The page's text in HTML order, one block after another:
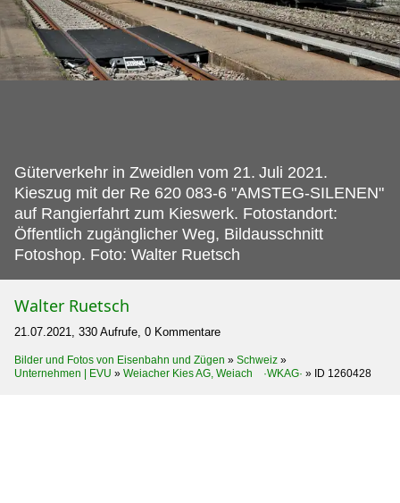
Güterverkehr in Zweidlen vom 21. Juli 2021.
Kieszug mit der Re 620 083-6 "AMSTEG-SILENEN"
auf Rangierfahrt zum Kieswerk. Fotostandort:
Öffentlich zugänglicher Weg, Bildausschnitt
Fotoshop. Foto: Walter Ruetsch
Walter Ruetsch
21.07.2021, 330 Aufrufe, 0 Kommentare
Bilder und Fotos von Eisenbahn und Zügen » Schweiz »
Unternehmen | EVU » Weiacher Kies AG, Weiach ·WKAG· » ID 1260428